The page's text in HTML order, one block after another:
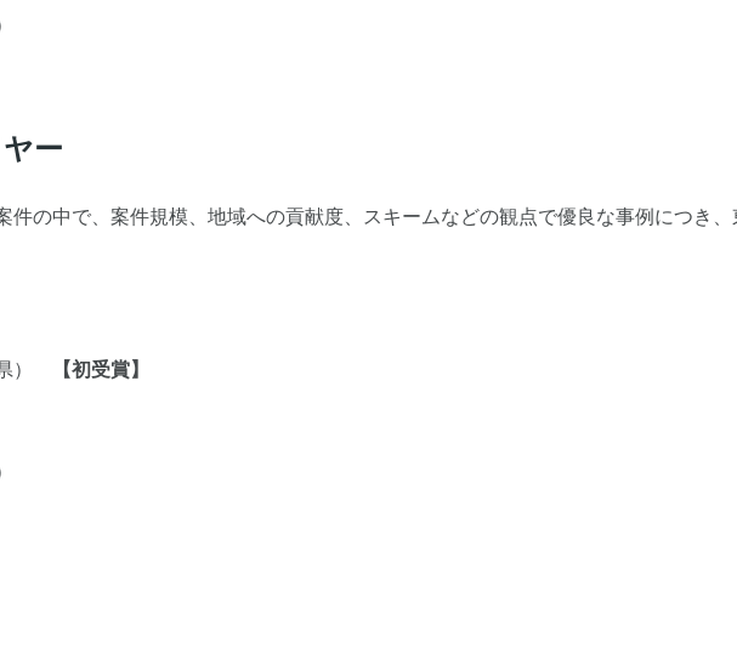
ー
件の中で、案件規模、地域への貢献度、スキームなどの観点で優良な事例につき、
） 【初受賞】